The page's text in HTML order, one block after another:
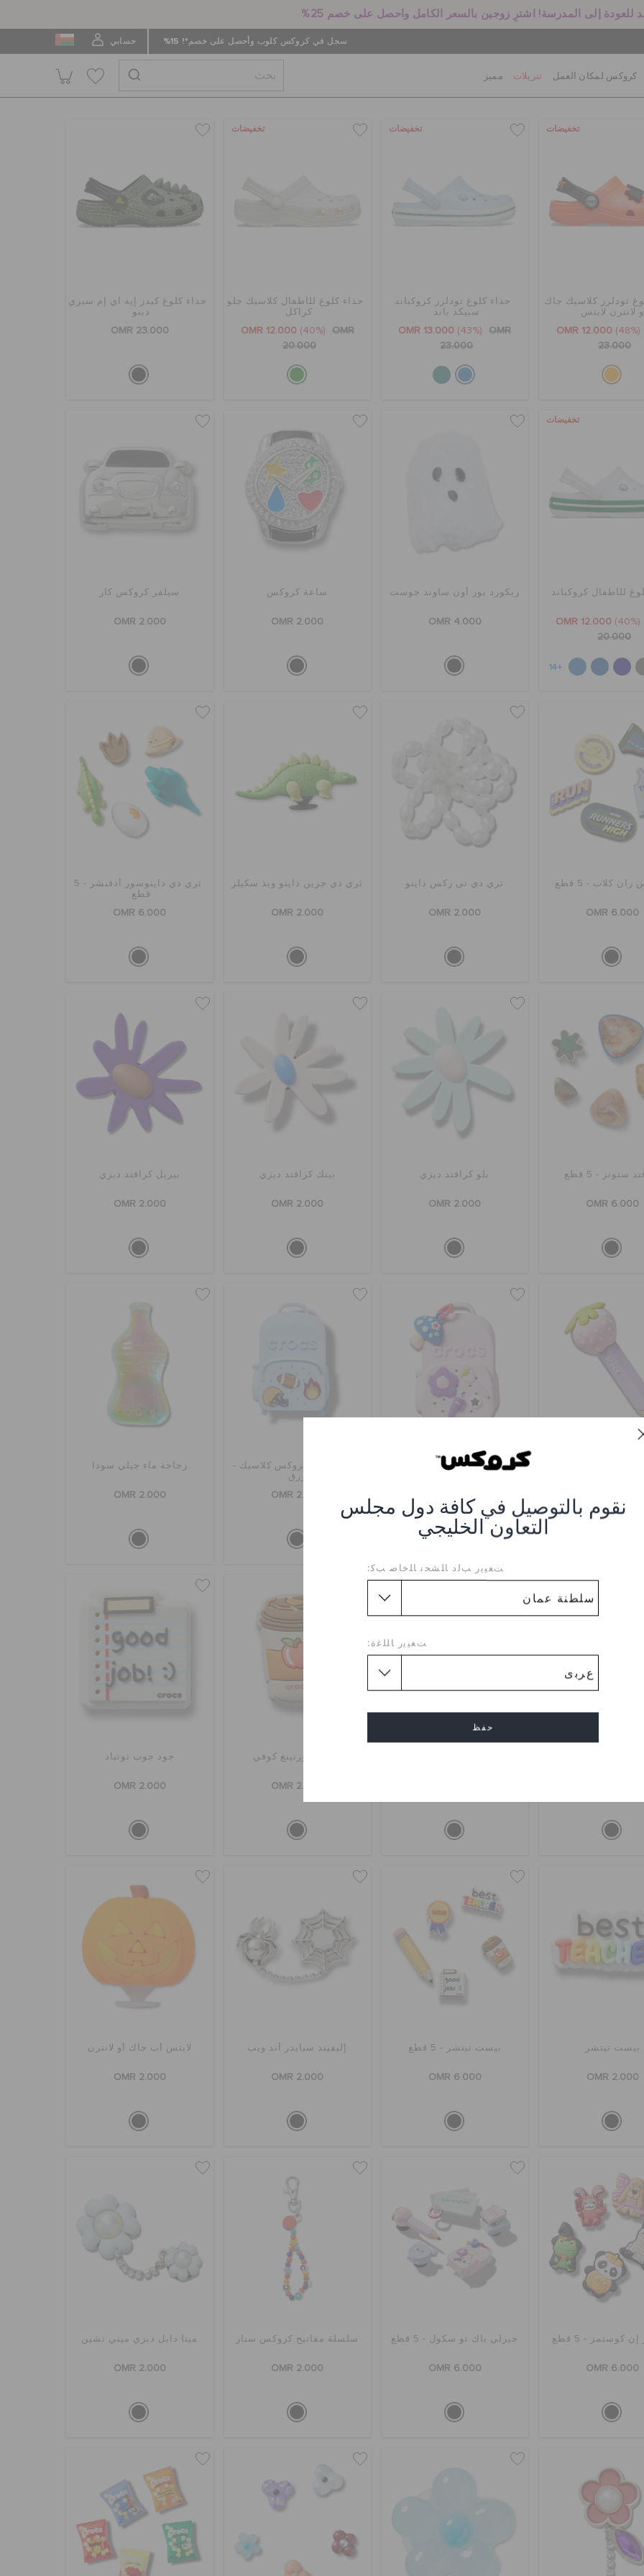
للعودة إلى المدرسة! اشترِ زوجين بالسعر الكامل واحصل على خصم 25%
سجل في كروكس كلوب وأحصل على خصم*! 15% حسابي
نقوم بالتوصيل في كافة دول مجلس
التعاون الخليجي
ﺖﻐﻴﻳﺭ ﺐﻟﺩ ﺎﻠﺸﺤﻧ ﺎﻠﺧﺎﺻ ﺐﻛ:
ﺖﻐﻴﻳﺭ ﺎﻠﻠﻏﺓ:
حفظ
كروكس لمكان العمل تنزيلات مميز
تخفيضات
تودلرز كلاسيك جاك
لانترن لايتس
OMR 12.000
(48%)
23.000
تخفيضات
حذاء كلوغ تودلرز كروكباند
سبيكد باند
OMR 13.000 (43%)
OMR
23.000
تخفيضات
حذاء كلوغ للأطفال كلاسيك جلو
كراكل
OMR 12.000 (40%)
OMR
20.000
حذاء كلوغ كيدز إيه آي إم سيري
دينو
OMR 23.000
تخفيضات
للأطفال كروكباند
OMR 12.000
(40%)
20.000
+14
ريكورد يور أون ساوند جوست
OMR 4.000
ساعة كروكس
OMR 2.000
سيلفر كروكس كار
OMR 2.000
كلاب - 5 قطع
OMR 6.000
ثري دي تي ركس داينو
OMR 2.000
ثري دي جرين داينو ويذ سكيلز
OMR 2.000
ثري دي داينوسور أدفنشر - 5
قطع
OMR 6.000
ستونز - 5 قطع
OMR 6.000
بلو كرافتد ديزي
OMR 2.000
بينك كرافتد ديزي
OMR 2.000
بيرپل كرافتد ديزي
OMR 2.000
حقيبة ظهر كروكس كلاسيك -
حقيبة ظهر كروكس كلاسيك -
أزرق
OMR 2.000
زجاجة ماء جيلي سودا
OMR 2.000
تيتشر مورنينغ كوفي
OMR 2.000
جود جوب نوتباد
OMR 2.000
بيست تيتشر
OMR 2.000
بيست تيتشر - 5 قطع
OMR 6.000
إليفيتد سبايدر أند ويب
OMR 2.000
لايتس أب جاك أو لانترن
OMR 2.000
كوستمز - 5 قطع
OMR 6.000
جيرلي باك تو سكول - 5 قطع
OMR 6.000
سلسلة مفاتيح كروكس ستار
OMR 2.000
ميتا دابل ديزي ميني تشين
OMR 2.000